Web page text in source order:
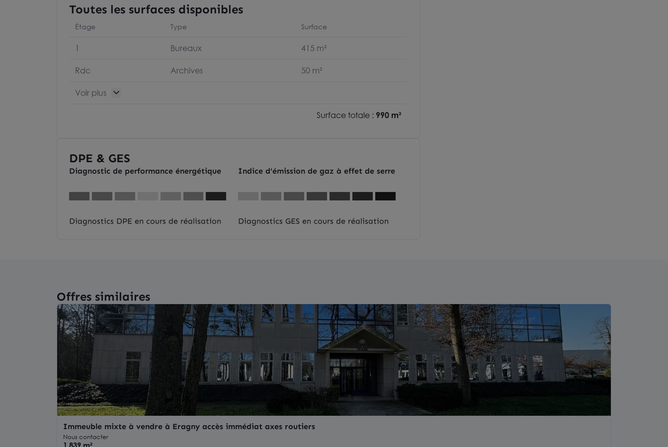
Toutes les surfaces disponibles
Étage Type Surface
1 Bureaux 415 m²
Rdc Archives 50 m²
Voir plus
Surface totale : 990 m²
DPE & GES
Diagnostic de performance énergétique
Diagnostics DPE en cours de réalisation
Indice d'émission de gaz à effet de serre
Diagnostics GES en cours de réalisation
Offres similaires
Immeuble mixte à vendre à Eragny accès immédiat axes routiers
Nous contacter
1 839 m²